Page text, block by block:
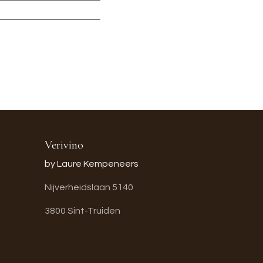
Verivino
by Laure Kempeneers
Nijverheidslaan 5140
3800 Sint-Truiden